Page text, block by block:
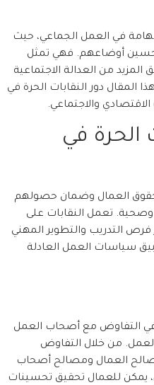
في العمل الجماعي، حيث
أوضاعهم. فهي تمثل
من العدالة الاجتماعية
المقال دور النقابات الحرة في
الاقتصادي والاجتماعي.
الحرة في
حقوق العمال وضمان حصولهم
تعمل النقابات على
فرص التدريب والتطوير المهني
سياسات العمل العادلة
في التفاوض مع أصحاب العمل
من خلال التفاوض
العمال ومصالح أصحاب
يمكن للعمال تحقيق تحسينات